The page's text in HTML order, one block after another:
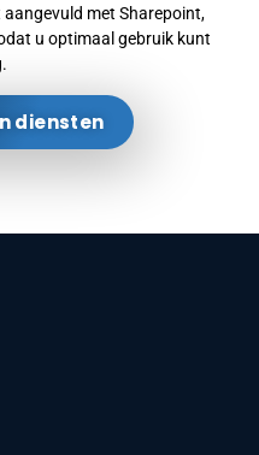
met Sharepoint,
u optimaal gebruik kunt
diensten